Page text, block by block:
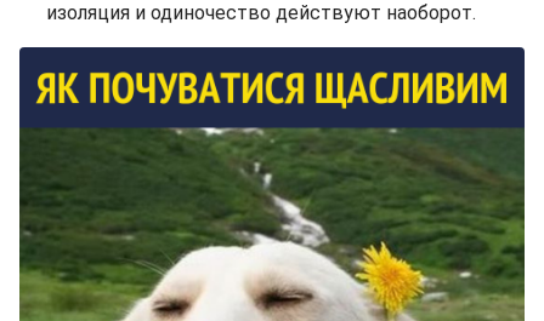
изоляция и одиночество действуют наоборот.